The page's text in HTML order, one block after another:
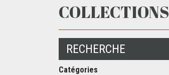
COLLECTIONS
RECHERCHE
Catégories